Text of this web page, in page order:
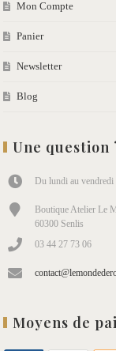
Mon Compte
Panier
Newsletter
Blog
Une question
Du lundi au vendredi
Boutique Atelier Le
60300 Senlis
03 44 27 73 06
Moyens de